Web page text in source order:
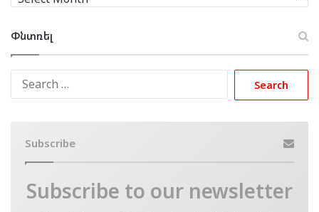
Փնտռել
Subscribe
Subscribe to our newsletter